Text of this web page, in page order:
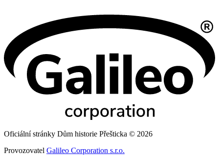
Oficiální stránky Dům historie Přešticka © 2026
Provozovatel Galileo Corporation s.r.o.